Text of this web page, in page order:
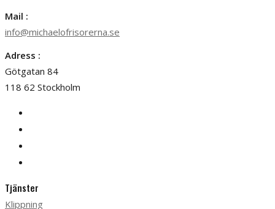
Mail :
info@michaelofrisorerna.se
Adress :
Götgatan 84
118 62 Stockholm
Tjänster
Klippning